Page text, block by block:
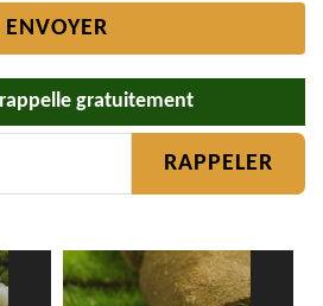
gratuitement